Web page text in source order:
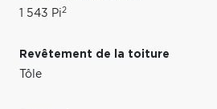
1 543 Pi2
Revêtement de la toiture
Tôle